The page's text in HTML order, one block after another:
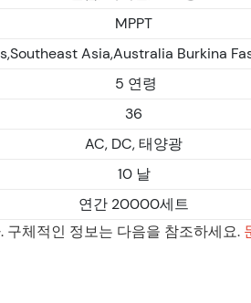
MPPT
Asia,Australia Burkina
5 연령
36
AC, DC, 태양광
10 날
연간 20000세트
체적인 정보는 다음을 참조하세요.